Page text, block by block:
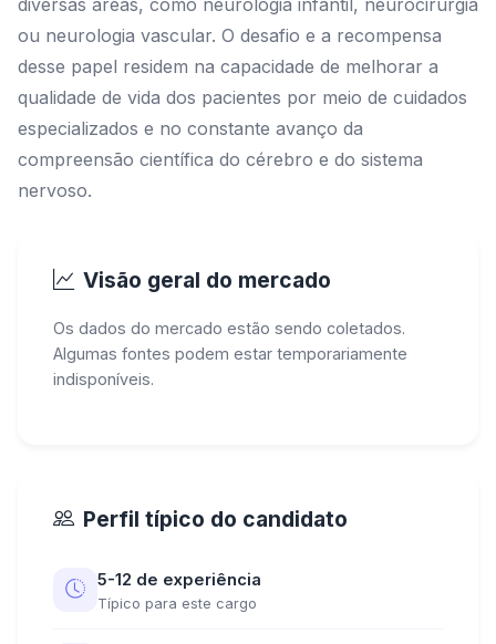
diversas áreas, como neurologia infantil, neurocirurgia
ou neurologia vascular. O desafio e a recompensa
desse papel residem na capacidade de melhorar a
qualidade de vida dos pacientes por meio de cuidados
especializados e no constante avanço da
compreensão científica do cérebro e do sistema
nervoso.
Visão geral do mercado
Os dados do mercado estão sendo coletados.
Algumas fontes podem estar temporariamente
indisponíveis.
Perfil típico do candidato
5-12 de experiência
Típico para este cargo